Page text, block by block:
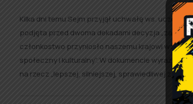
Kilka dni temu Sejm przyjął uchwałę ws.
podjęta przed dwoma dekadami decyzja
członkostwo przyniosło naszemu krajowi
społeczny i kulturalny”. W dokumencie
na rzecz „lepszej, silniejszej, sprawiedliwej